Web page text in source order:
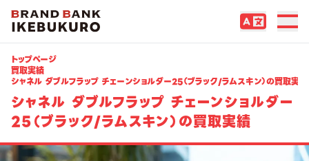
トップページ
買取実績
シャネル ダブルフラップ チェーンショルダー25（ブラック/ラムスキン）の買取実績
シャネル ダブルフラップ チェーンショルダー
25（ブラック/ラムスキン）の買取実績